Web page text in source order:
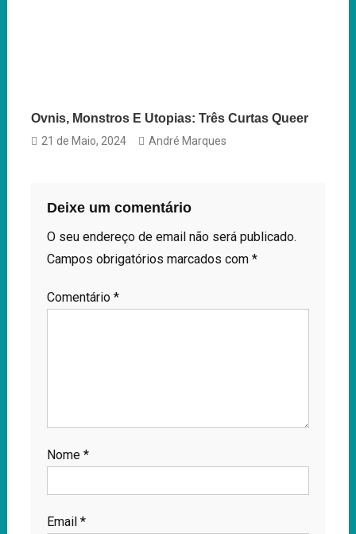
Ovnis, Monstros E Utopias: Três Curtas Queer
21 de Maio, 2024 André Marques
Deixe um comentário
O seu endereço de email não será publicado.
Campos obrigatórios marcados com *
Comentário *
Nome *
Email *